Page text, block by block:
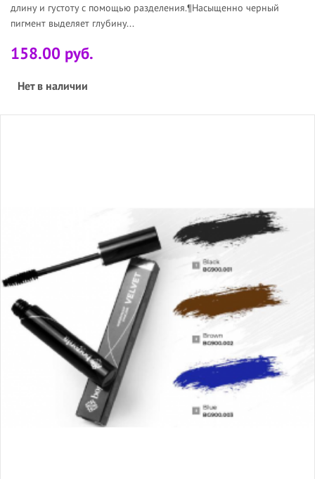
длину и густоту с помощью разделения.¶Насыщенно черный
пигмент выделяет глубину...
158.00 руб.
Нет в наличии